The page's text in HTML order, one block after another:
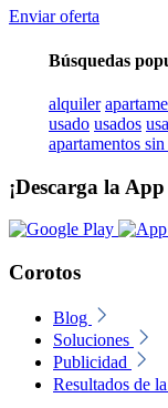
Enviar oferta
Búsquedas
alquiler
usado usados
apartamentos
¡Descarga la
Corotos
Blog
Soluciones
Publicidad
Resultados de